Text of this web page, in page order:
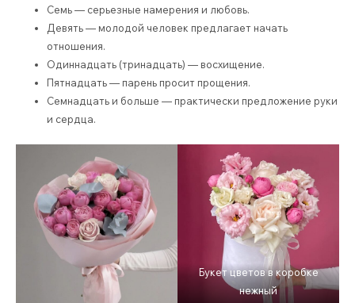
Семь — серьезные намерения и любовь.
Девять — молодой человек предлагает начать
отношения.
Одиннадцать (тринадцать) — восхищение.
Пятнадцать — парень просит прощения.
Семнадцать и больше — практически предложение руки
и сердца.
Букет цветов в коробке
нежный